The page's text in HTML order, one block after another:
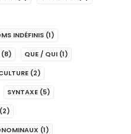
INDÉFINIS (1)
(8) QUE / QUI (1)
(2)
SYNTAXE (5)
(2)
(1)